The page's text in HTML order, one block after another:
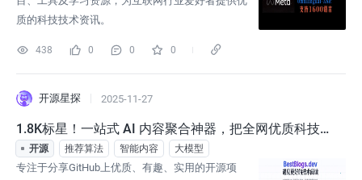
质的科技技术资讯。
438 0 0 0
开源星探 2025-11-27
1.8K标星！一站式 AI 内容聚合神器，把全网优质科技资
讯装进口袋！
开源 推荐算法 智能内容 大模型
专注于分享GitHub上优质、有趣、实用的开源项